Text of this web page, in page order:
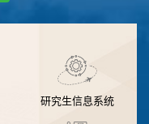
研究生信息系统